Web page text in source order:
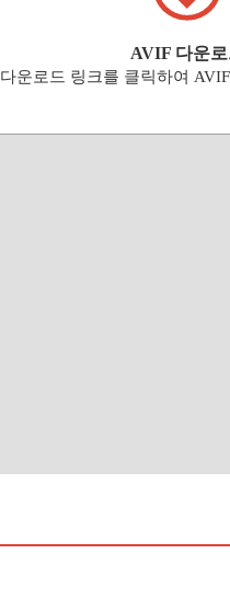
AVIF 다운
다운로드 링크를 클릭하여